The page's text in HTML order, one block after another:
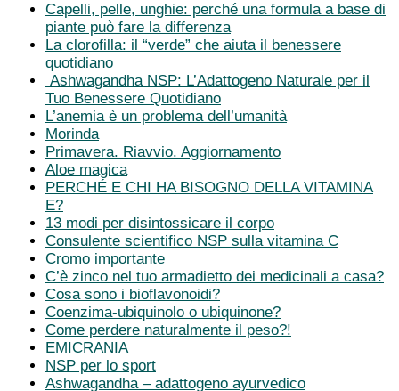
Capelli, pelle, unghie: perché una formula a base di
piante può fare la differenza
La clorofilla: il “verde” che aiuta il benessere
quotidiano
Ashwagandha NSP: L’Adattogeno Naturale per il
Tuo Benessere Quotidiano
L’anemia è un problema dell’umanità
Morinda
Primavera. Riavvio. Aggiornamento
Aloe magica
PERCHÉ E CHI HA BISOGNO DELLA VITAMINA
E?
13 modi per disintossicare il corpo
Consulente scientifico NSP sulla vitamina C
Cromo importante
C’è zinco nel tuo armadietto dei medicinali a casa?
Cosa sono i bioflavonoidi?
Coenzima-ubiquinolo o ubiquinone?
Come perdere naturalmente il peso?!
EMICRANIA
NSP per lo sport
Ashwagandha – adattogeno ayurvedico